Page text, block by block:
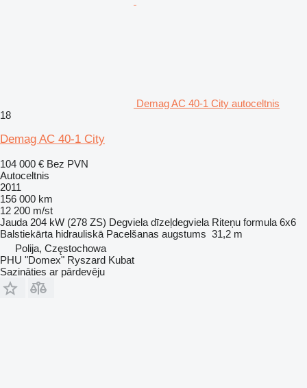
Demag AC 40-1 City autoceltnis
18
Demag AC 40-1 City
104 000 € Bez PVN
Autoceltnis
2011
156 000 km
12 200 m/st
Jauda 204 kW (278 ZS) Degviela dīzeļdegviela Riteņu formula 6x6
Balstiekārta hidrauliskā Pacelšanas augstums 31,2 m
Polija, Częstochowa
PHU "Domex" Ryszard Kubat
Sazināties ar pārdevēju